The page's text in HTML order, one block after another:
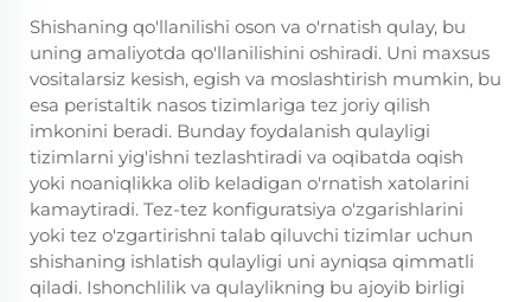
Shishaning qo'llanilishi oson va o'rnatish qulay, bu
uning amaliyotda qo'llanilishini oshiradi. Uni maxsus
vositalarsiz kesish, egish va moslashtirish mumkin, bu
esa peristaltik nasos tizimlariga tez joriy qilish
imkonini beradi. Bunday foydalanish qulayligi
tizimlarni yig'ishni tezlashtiradi va oqibatda oqish
yoki noaniqlikka olib keladigan o'rnatish xatolarini
kamaytiradi. Tez-tez konfiguratsiya o'zgarishlarini
yoki tez o'zgartirishni talab qiluvchi tizimlar uchun
shishaning ishlatish qulayligi uni ayniqsa qimmatli
qiladi. Ishonchlilik va qulaylikning bu ajoyib birligi